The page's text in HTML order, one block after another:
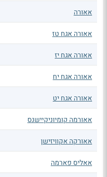
אאורה
אאורה אגח טז
אאורה אגח יז
אאורה אגח יח
אאורה אגח יט
אאורמה קומיוניקיישנס
אאורקה אקוויזישן
אאליס פארמה